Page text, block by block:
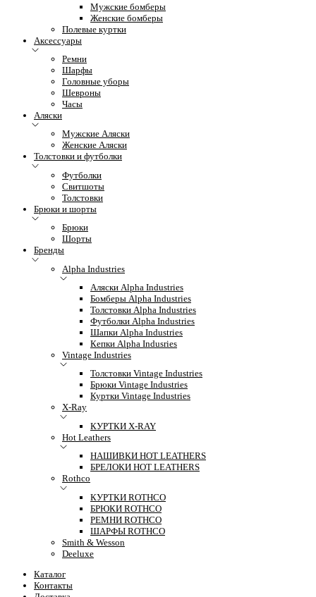
Мужские бомберы
Женские бомберы
Полевые куртки
Аксессуары
Ремни
Шарфы
Головные уборы
Шевроны
Часы
Аляски
Мужские Аляски
Женские Аляски
Толстовки и футболки
Футболки
Свитшоты
Толстовки
Брюки и шорты
Брюки
Шорты
Бренды
Alpha Industries
Аляски Alpha Industries
Бомберы Alpha Industries
Толстовки Alpha Industries
Футболки Alpha Industries
Шапки Alpha Industries
Кепки Alpha Indusries
Vintage Industries
Толстовки Vintage Industries
Брюки Vintage Industries
Куртки Vintage Industries
X-Ray
КУРТКИ X-RAY
Hot Leathers
НАШИВКИ HOT LEATHERS
БРЕЛОКИ HOT LEATHERS
Rothco
КУРТКИ ROTHCO
БРЮКИ ROTHCO
РЕМНИ ROTHCO
ШАРФЫ ROTHCO
Smith & Wesson
Deeluxe
Каталог
Контакты